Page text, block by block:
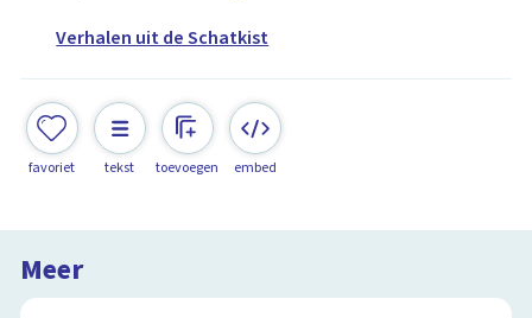
Verhalen uit de Schatkist
favoriet tekst toevoegen embed
Meer